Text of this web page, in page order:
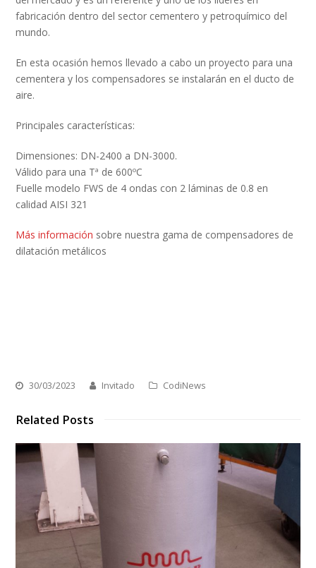
fabricación dentro del sector cementero y petroquímico del
mundo.
En esta ocasión hemos llevado a cabo un proyecto para una
cementera y los compensadores se instalarán en el ducto de
aire.
Principales características:
Dimensiones: DN-2400 a DN-3000.
Válido para una Tª de 600ºC
Fuelle modelo FWS de 4 ondas con 2 láminas de 0.8 en
calidad AISI 321
Más información sobre nuestra gama de compensadores de
dilatación metálicos
30/03/2023 Invitado CodiNews
Related Posts